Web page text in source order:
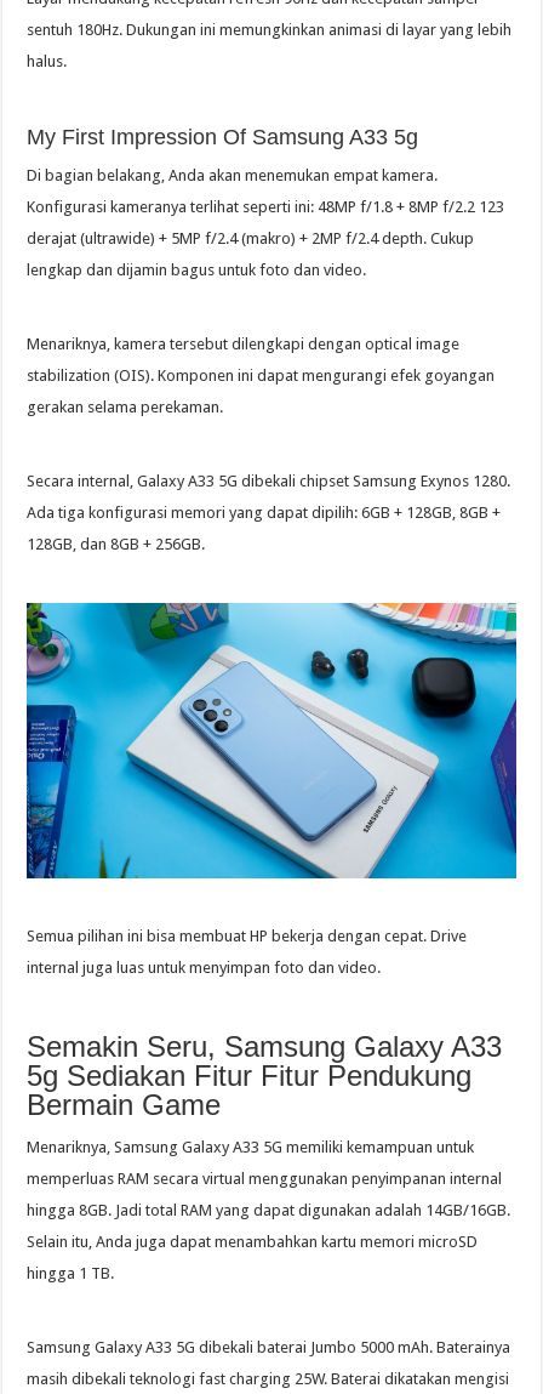
sentuh 180Hz. Dukungan ini memungkinkan animasi di layar yang lebih
halus.
My First Impression Of Samsung A33 5g
Di bagian belakang, Anda akan menemukan empat kamera.
Konfigurasi kameranya terlihat seperti ini: 48MP f/1.8 + 8MP f/2.2 123
derajat (ultrawide) + 5MP f/2.4 (makro) + 2MP f/2.4 depth. Cukup
lengkap dan dijamin bagus untuk foto dan video.
Menariknya, kamera tersebut dilengkapi dengan optical image
stabilization (OIS). Komponen ini dapat mengurangi efek goyangan
gerakan selama perekaman.
Secara internal, Galaxy A33 5G dibekali chipset Samsung Exynos 1280.
Ada tiga konfigurasi memori yang dapat dipilih: 6GB + 128GB, 8GB +
128GB, dan 8GB + 256GB.
Semua pilihan ini bisa membuat HP bekerja dengan cepat. Drive
internal juga luas untuk menyimpan foto dan video.
Semakin Seru, Samsung Galaxy A33
5g Sediakan Fitur Fitur Pendukung
Bermain Game
Menariknya, Samsung Galaxy A33 5G memiliki kemampuan untuk
memperluas RAM secara virtual menggunakan penyimpanan internal
hingga 8GB. Jadi total RAM yang dapat digunakan adalah 14GB/16GB.
Selain itu, Anda juga dapat menambahkan kartu memori microSD
hingga 1 TB.
Samsung Galaxy A33 5G dibekali baterai Jumbo 5000 mAh. Baterainya
masih dibekali teknologi fast charging 25W. Baterai dikatakan mengisi